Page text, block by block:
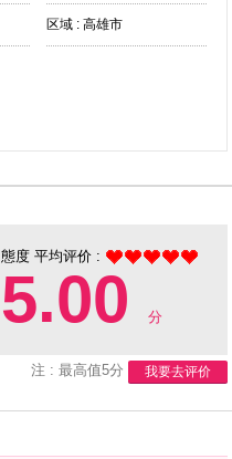
区域 : 高雄市
態度 平均评价 :
5.00 分
注 : 最高值5分 我要去评价